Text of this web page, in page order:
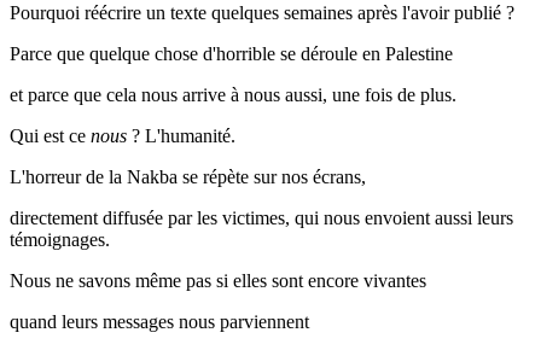
Pourquoi réécrire un texte quelques semaines après l'avoir publié ?
Parce que quelque chose d'horrible se déroule en Palestine
et parce que cela nous arrive à nous aussi, une fois de plus.
Qui est ce nous ? L'humanité.
L'horreur de la Nakba se répète sur nos écrans,
directement diffusée par les victimes, qui nous envoient aussi leurs
témoignages.
Nous ne savons même pas si elles sont encore vivantes
quand leurs messages nous parviennent